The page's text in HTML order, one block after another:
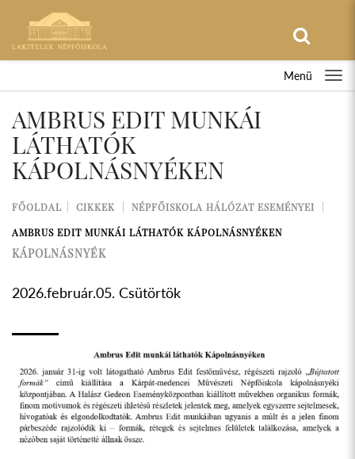
Menü
AMBRUS EDIT MUNKÁI
LÁTHATÓK
KÁPOLNÁSNYÉKEN
FŐOLDAL CIKKEK
NÉPFŐISKOLA HÁLÓZAT ESEMÉNYEI
AMBRUS EDIT MUNKÁI LÁTHATÓK KÁPOLNÁSNYÉKEN
KÁPOLNÁSNYÉK
2026.február.05. Csütörtök